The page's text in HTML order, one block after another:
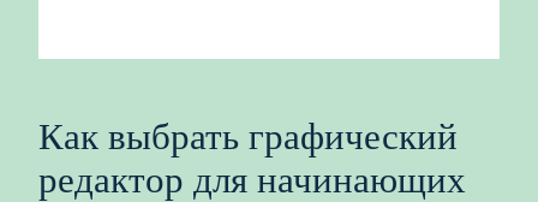
Как выбрать графический
редактор для начинающих